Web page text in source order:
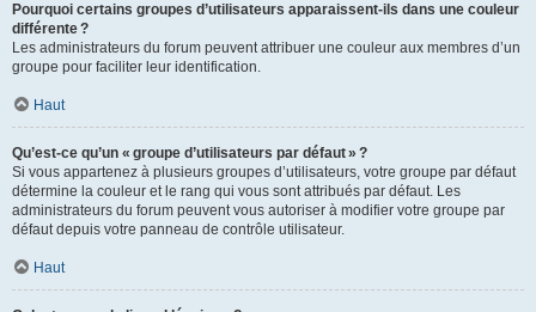
Pourquoi certains groupes d’utilisateurs apparaissent-ils dans une couleur
différente ?
Les administrateurs du forum peuvent attribuer une couleur aux membres d’un
groupe pour faciliter leur identification.
Haut
Qu’est-ce qu’un « groupe d’utilisateurs par défaut » ?
Si vous appartenez à plusieurs groupes d’utilisateurs, votre groupe par défaut
détermine la couleur et le rang qui vous sont attribués par défaut. Les
administrateurs du forum peuvent vous autoriser à modifier votre groupe par
défaut depuis votre panneau de contrôle utilisateur.
Haut